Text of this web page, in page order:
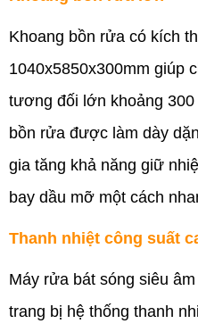
Khoang bồn rửa có kích
1040x5850x300mm giúp
tương đối lớn khoảng
bồn rửa được làm dày
gia tăng khả năng giữ
bay dầu mỡ một cách
Thanh nhiệt công suất
Máy rửa bát sóng siêu
trang bị hệ thống thanh